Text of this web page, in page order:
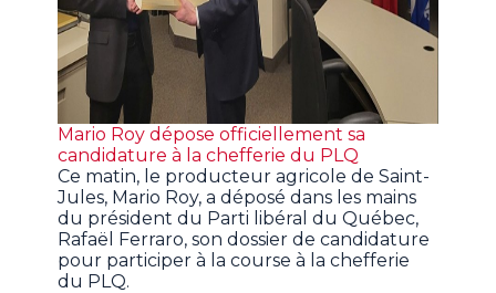
Mario Roy dépose officiellement sa
candidature à la chefferie du PLQ
Ce matin, le producteur agricole de Saint-
Jules, Mario Roy, a déposé dans les mains
du président du Parti libéral du Québec,
Rafaël Ferraro, son dossier de candidature
pour participer à la course à la chefferie
du PLQ.